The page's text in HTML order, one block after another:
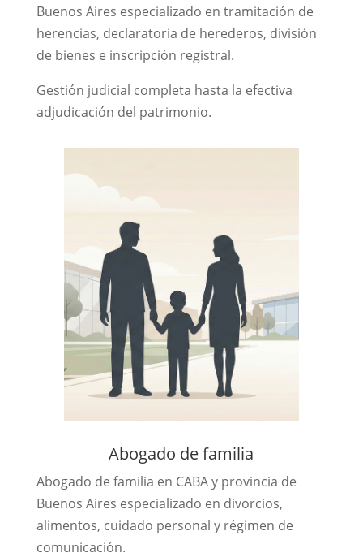
Buenos Aires especializado en tramitación de
herencias, declaratoria de herederos, división
de bienes e inscripción registral.
Gestión judicial completa hasta la efectiva
adjudicación del patrimonio.
Abogado de familia
Abogado de familia en CABA y provincia de
Buenos Aires especializado en divorcios,
alimentos, cuidado personal y régimen de
comunicación.